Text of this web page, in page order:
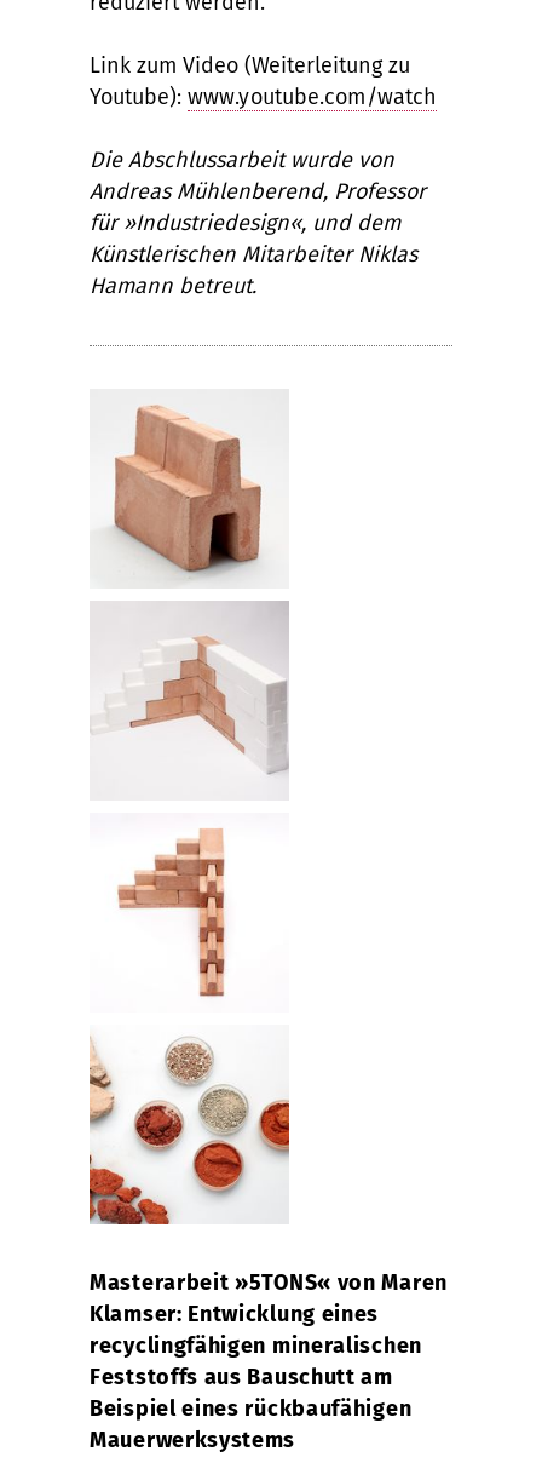
Link zum Video (Weiterleitung zu
Youtube): www.youtube.com/watch
Die Abschlussarbeit wurde von
Andreas Mühlenberend, Professor
für »Industriedesign«, und dem
Künstlerischen Mitarbeiter Niklas
Hamann betreut.
Masterarbeit »5TONS« von Maren
Klamser: Entwicklung eines
recyclingfähigen mineralischen
Feststoffs aus Bauschutt am
Beispiel eines rückbaufähigen
Mauerwerksystems